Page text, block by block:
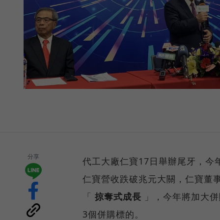
分享
代工大廠仁寶17日舉辦尾牙，
仁寶營收跌破兆元大關，仁寶董
「 掠奪式成長 」，今年將加大
3個併購標的。